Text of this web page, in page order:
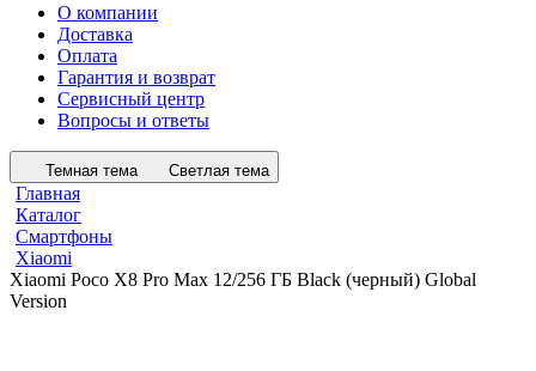
О компании
Доставка
Оплата
Гарантия и возврат
Сервисный центр
Вопросы и ответы
Темная тема Светлая тема
Главная
Каталог
Смартфоны
Xiaomi
Xiaomi Poco X8 Pro Max 12/256 ГБ Black (черный) Global
Version